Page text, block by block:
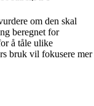
om den skal
beregnet for
å tåle ulike
bruk vil fokusere mer